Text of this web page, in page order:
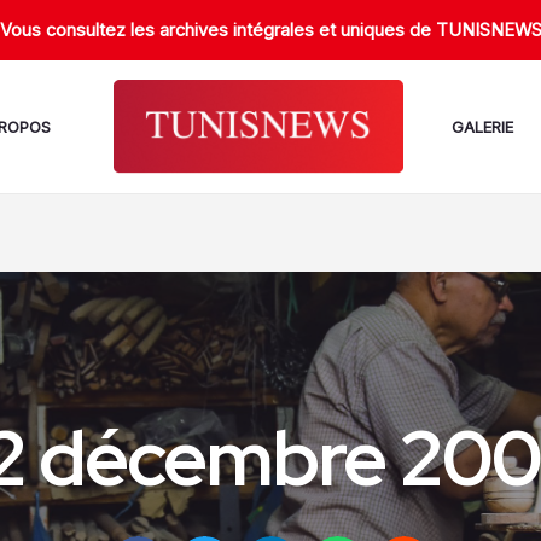
Vous consultez les archives intégrales et uniques de TUNISNEWS
GALERIE
décembre